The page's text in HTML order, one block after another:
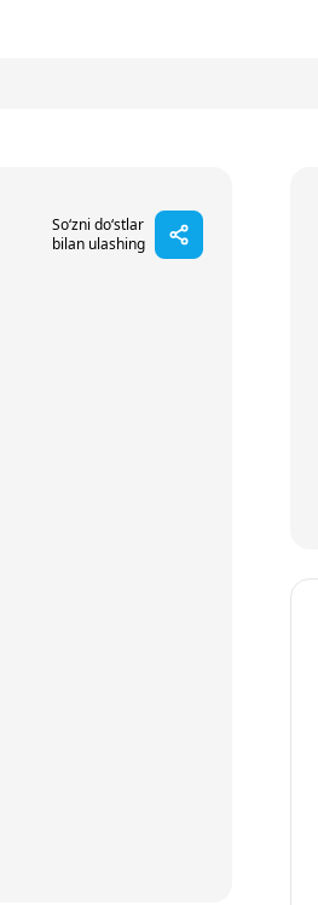
So‘zni do‘stlar
bilan ulashing